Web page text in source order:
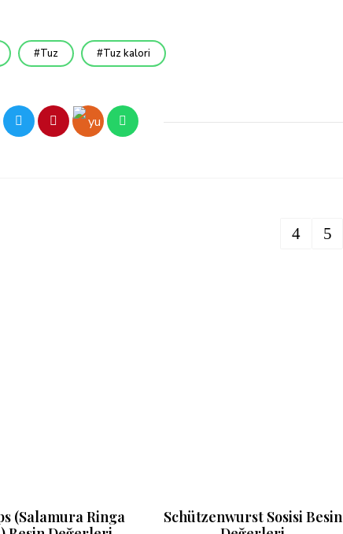
Tuz Tuz kalori
(Salamura Ringa
Schützenwurst Sosisi Besin